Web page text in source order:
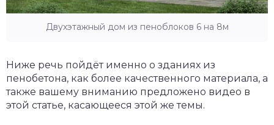
Двухэтажный дом из пеноблоков 6 на 8м
Ниже речь пойдёт именно о зданиях из
пенобетона, как более качественного материала, а
также вашему вниманию предложено видео в
этой статье, касающееся этой же темы.